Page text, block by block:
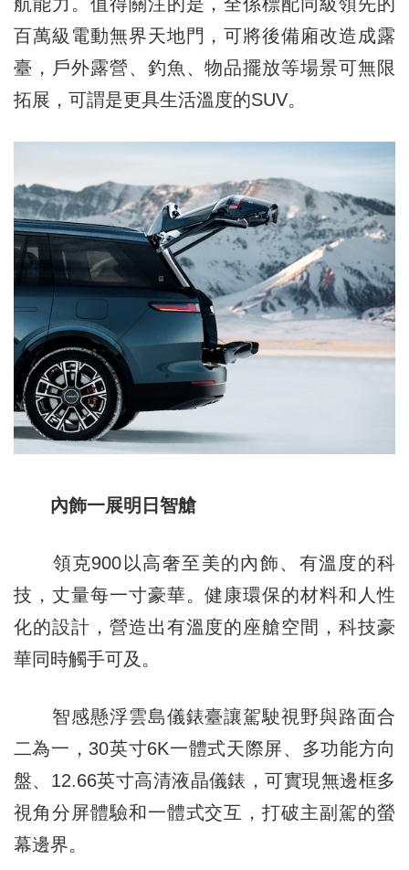
百萬級電動無界天地門，可將後備廂改造成露
臺，戶外露營、釣魚、物品擺放等場景可無限
拓展，可謂是更具生活溫度的SUV。
內飾一展明日智艙
領克900以高奢至美的內飾、有溫度的科
技，丈量每一寸豪華。健康環保的材料和人性
化的設計，營造出有溫度的座艙空間，科技豪
華同時觸手可及。
智感懸浮雲島儀錶臺讓駕駛視野與路面合
二為一，30英寸6K一體式天際屏、多功能方向
盤、12.66英寸高清液晶儀錶，可實現無邊框多
視角分屏體驗和一體式交互，打破主副駕的螢
幕邊界。